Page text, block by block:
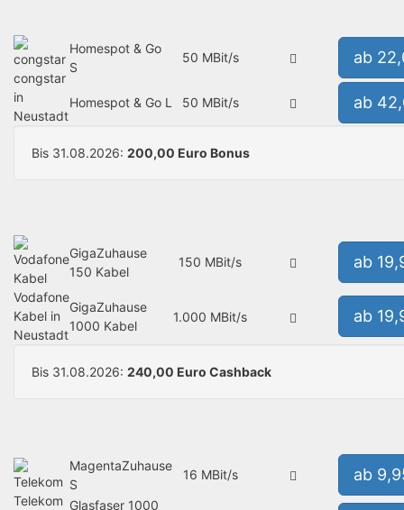
congstar
in
Neustadt
Homespot & Go
S
50 MBit/s ab
Homespot & Go L 50 MBit/s ab
Bis 31.08.2026: 200,00 Euro Bonus
Vodafone
Kabel in
Neustadt
GigaZuhause
150 Kabel
150 MBit/s ab
GigaZuhause
1000 Kabel
1.000 MBit/s ab
Bis 31.08.2026: 240,00 Euro Cashback
Telekom
MagentaZuhause
S
16 MBit/s ab
Glasfaser 1000